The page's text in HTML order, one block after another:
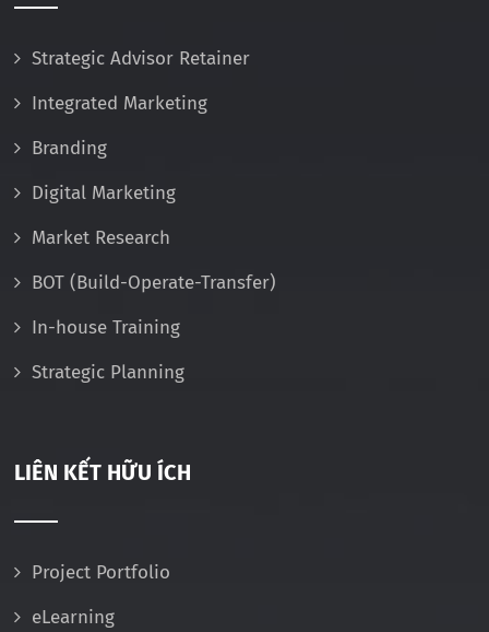
Strategic Advisor Retainer
Integrated Marketing
Branding
Digital Marketing
Market Research
BOT (Build-Operate-Transfer)
In-house Training
Strategic Planning
LIÊN KẾT HỮU ÍCH
Project Portfolio
eLearning